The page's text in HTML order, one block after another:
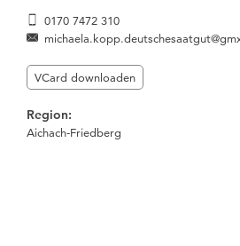
0170 7472 310
VCard downloaden
Region:
Aichach-Friedberg